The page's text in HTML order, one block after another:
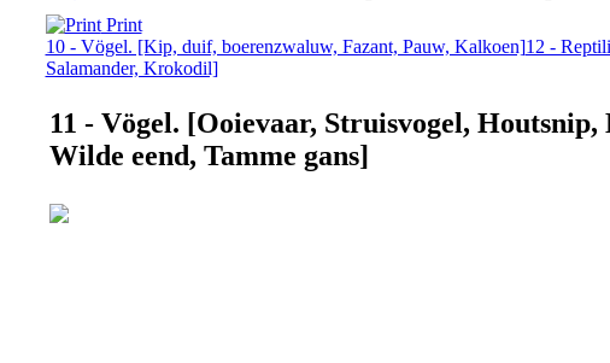
Print
10 - Vögel. [Kip, duif, boerenzwaluw, Fazant, Pauw, Kalkoen]12 -
Salamander, Krokodil]
11 - Vögel. [Ooievaar, Struisvogel,
Wilde eend, Tamme gans]